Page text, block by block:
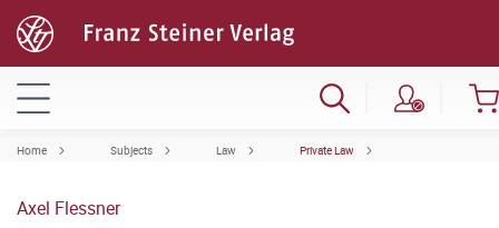
Home Subjects Law Private Law
Axel Flessner